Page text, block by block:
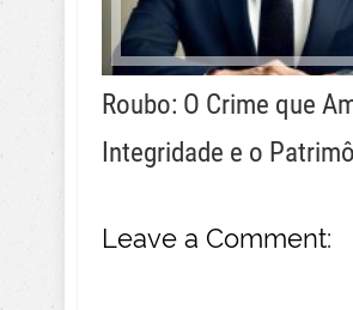
Roubo: O Crime que
Integridade e o
Leave a Comment: